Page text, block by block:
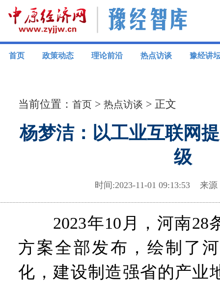
首页 政策动态 理论前沿 热点访谈 豫经讲
当前位置：首页 >热点访谈 > 正文
杨梦洁：以工业互联网
级
时间:2023-11-01 09:13:53 来
2023年10月，河南28
方案全部发布，绘制了
化，建设制造强省的产业